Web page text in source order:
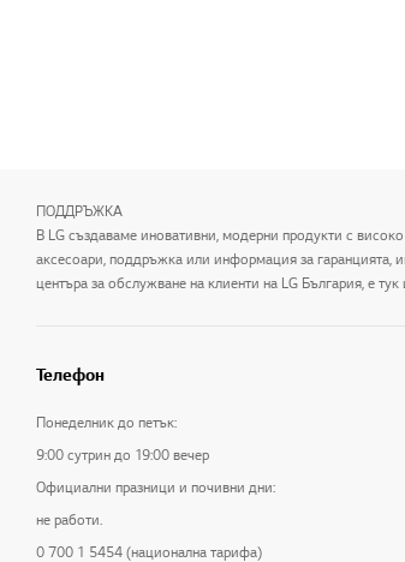
ПОДДРЪЖКА
В LG създаваме иновативни, модерни продукти с
аксесоари, поддръжка или информация за гаранцията,
центъра за обслужване на клиенти на LG България, е
Телефон
Понеделник до петък:
9:00 сутрин до 19:00 вечер
Официални празници и почивни дни:
не работи.
0 700 1 5454 (национална тарифа)